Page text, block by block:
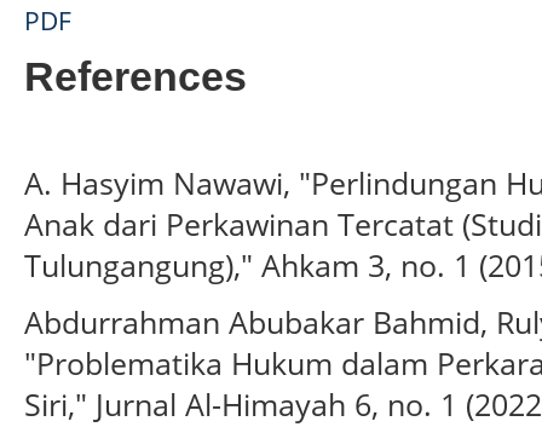
PDF
References
A. Hasyim Nawawi, "Perlindungan
Anak dari Perkawinan Tercatat
Tulungangung)," Ahkam 3, no. 1
Abdurrahman Abubakar Bahmid,
"Problematika Hukum dalam
Siri," Jurnal Al-Himayah 6, no. 1